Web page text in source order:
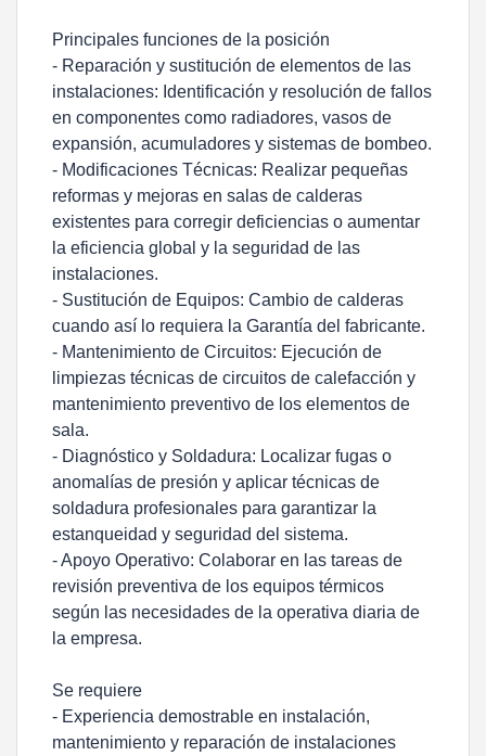
Principales funciones de la posición
- Reparación y sustitución de elementos de las
instalaciones: Identificación y resolución de fallos
en componentes como radiadores, vasos de
expansión, acumuladores y sistemas de bombeo.
- Modificaciones Técnicas: Realizar pequeñas
reformas y mejoras en salas de calderas
existentes para corregir deficiencias o aumentar
la eficiencia global y la seguridad de las
instalaciones.
- Sustitución de Equipos: Cambio de calderas
cuando así lo requiera la Garantía del fabricante.
- Mantenimiento de Circuitos: Ejecución de
limpiezas técnicas de circuitos de calefacción y
mantenimiento preventivo de los elementos de
sala.
- Diagnóstico y Soldadura: Localizar fugas o
anomalías de presión y aplicar técnicas de
soldadura profesionales para garantizar la
estanqueidad y seguridad del sistema.
- Apoyo Operativo: Colaborar en las tareas de
revisión preventiva de los equipos térmicos
según las necesidades de la operativa diaria de
la empresa.
Se requiere
- Experiencia demostrable en instalación,
mantenimiento y reparación de instalaciones